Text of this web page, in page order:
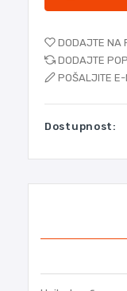
DODAJTE NA
DODAJTE
POŠALJITE
Dostupnost: